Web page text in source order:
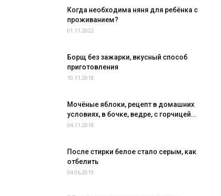
Когда необходима няня для ребёнка с
проживанием?
01.11.2022
Борщ без зажарки, вкусный способ
приготовления
10.11.2018
Мочёные яблоки, рецепт в домашних
условиях, в бочке, ведре, с горчицей...
04.11.2018
После стирки белое стало серым, как
отбелить
04.06.2019